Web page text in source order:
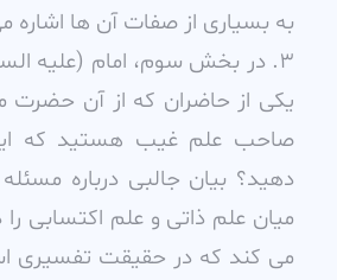
به بسيارى از صفات آن ها اشاره
3. در بخش سوم، امام (عليه
يکى از حاضران که از آن حضرت
صاحب علم غيب هستيد که
دهيد؟ بيان جالبى درباره
ميان علم ذاتى و علم اکتسابى را
مى کند که در حقيقت تفسيرى